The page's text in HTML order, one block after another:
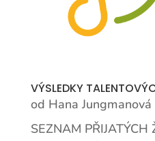
VÝSLEDKY
od Hana Jungmanová
SEZNAM